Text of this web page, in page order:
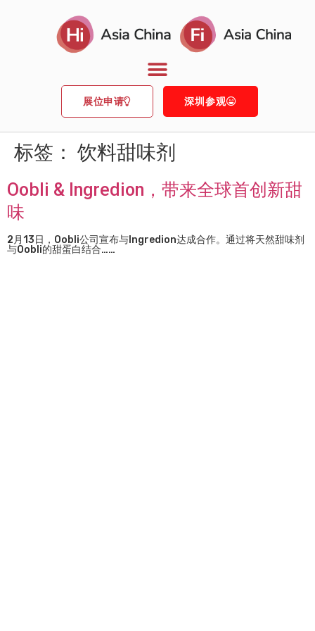
展位申请 深圳参观
标签： 饮料甜味剂
Oobli & Ingredion，带来全球首创新甜
味
2月13日，Oobli公司宣布与Ingredion达成合作。通过将天然甜味剂
与Oobli的甜蛋白结合……